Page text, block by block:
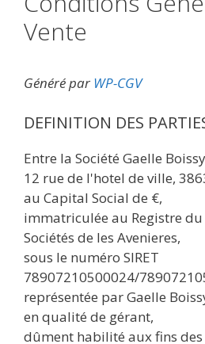
Vente
Généré par WP-CGV
DEFINITION DES
Entre la Société Gaelle
12 rue de l'hotel de ville,
au Capital Social de €,
immatriculée au Registre du
Sociétés de les Avenieres,
sous le numéro SIRET
78907210500024/
représentée par Gaelle
en qualité de gérant,
dûment habilité aux fins des